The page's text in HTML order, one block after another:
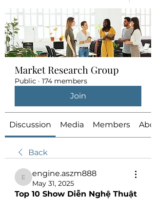
Market Research Group
Public · 174 members
Join
Discussion Media Members
Back
engine.aszm888
engine.aszm888
May 31, 2025
Top 10 Show Diễn Nghệ Thuật